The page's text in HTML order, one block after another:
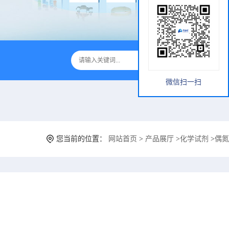
您当前的位置： 网站首页 > 产品展厅 >化学试剂 >偶
微信扫一扫